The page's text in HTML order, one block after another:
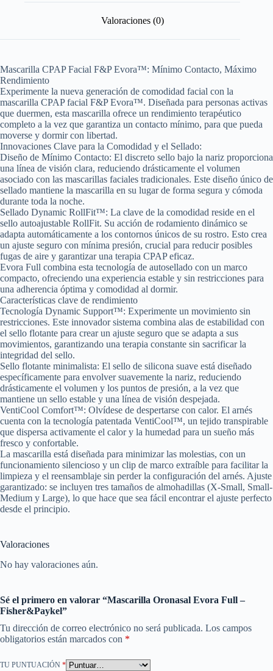
Valoraciones (0)
Mascarilla CPAP Facial F&P Evora™: Mínimo Contacto, Máximo
Rendimiento
Experimente la nueva generación de comodidad facial con la
mascarilla CPAP facial F&P Evora™. Diseñada para personas activas
que duermen, esta mascarilla ofrece un rendimiento terapéutico
completo a la vez que garantiza un contacto mínimo, para que pueda
moverse y dormir con libertad.
Innovaciones Clave para la Comodidad y el Sellado:
Diseño de Mínimo Contacto: El discreto sello bajo la nariz proporciona
una línea de visión clara, reduciendo drásticamente el volumen
asociado con las mascarillas faciales tradicionales. Este diseño único de
sellado mantiene la mascarilla en su lugar de forma segura y cómoda
durante toda la noche.
Sellado Dynamic RollFit™: La clave de la comodidad reside en el
sello autoajustable RollFit. Su acción de rodamiento dinámico se
adapta automáticamente a los contornos únicos de su rostro. Esto crea
un ajuste seguro con mínima presión, crucial para reducir posibles
fugas de aire y garantizar una terapia CPAP eficaz.
Evora Full combina esta tecnología de autosellado con un marco
compacto, ofreciendo una experiencia estable y sin restricciones para
una adherencia óptima y comodidad al dormir.
Características clave de rendimiento
Tecnología Dynamic Support™: Experimente un movimiento sin
restricciones. Este innovador sistema combina alas de estabilidad con
el sello flotante para crear un ajuste seguro que se adapta a sus
movimientos, garantizando una terapia constante sin sacrificar la
integridad del sello.
Sello flotante minimalista: El sello de silicona suave está diseñado
específicamente para envolver suavemente la nariz, reduciendo
drásticamente el volumen y los puntos de presión, a la vez que
mantiene un sello estable y una línea de visión despejada.
VentiCool Comfort™: Olvídese de despertarse con calor. El arnés
cuenta con la tecnología patentada VentiCool™, un tejido transpirable
que dispersa activamente el calor y la humedad para un sueño más
fresco y confortable.
La mascarilla está diseñada para minimizar las molestias, con un
funcionamiento silencioso y un clip de marco extraíble para facilitar la
limpieza y el reensamblaje sin perder la configuración del arnés. Ajuste
garantizado: se incluyen tres tamaños de almohadillas (X-Small, Small-
Medium y Large), lo que hace que sea fácil encontrar el ajuste perfecto
desde el principio.
Valoraciones
No hay valoraciones aún.
Sé el primero en valorar “Mascarilla Oronasal Evora Full –
Fisher&Paykel”
Tu dirección de correo electrónico no será publicada. Los campos
obligatorios están marcados con *
TU PUNTUACIÓN *